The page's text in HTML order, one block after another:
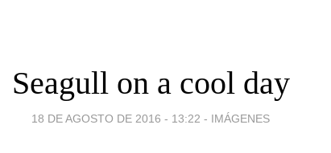
Seagull on a cool day
18 DE AGOSTO DE 2016 - 13:22 - IMÁGENES